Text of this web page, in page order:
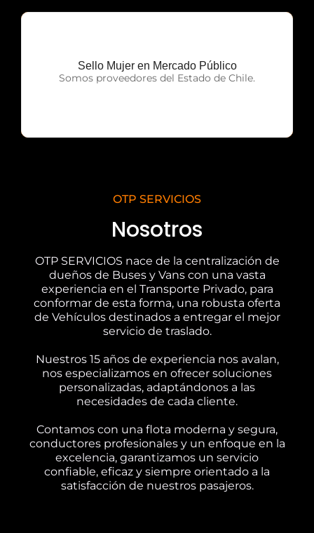
Sello Mujer en Mercado Público
Somos proveedores del Estado de Chile.
OTP Servicios
OTP SERVICIOS
Nosotros
OTP SERVICIOS nace de la centralización de
dueños de Buses y Vans con una vasta
experiencia en el Transporte Privado, para
conformar de esta forma, una robusta oferta
de Vehículos destinados a entregar el mejor
servicio de traslado.
Nuestros 15 años de experiencia nos avalan,
nos especializamos en ofrecer soluciones
personalizadas, adaptándonos a las
necesidades de cada cliente.
Contamos con una flota moderna y segura,
conductores profesionales y un enfoque en la
excelencia, garantizamos un servicio
confiable, eficaz y siempre orientado a la
satisfacción de nuestros pasajeros.